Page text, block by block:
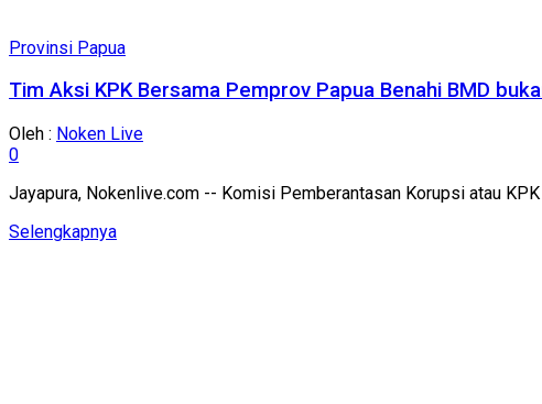
Provinsi Papua
Tim Aksi KPK Bersama Pemprov Papua Benahi BMD
Oleh : Noken Live
0
Jayapura, Nokenlive.com -- Komisi Pemberantasan Korupsi atau
SelengkapnyaDetails